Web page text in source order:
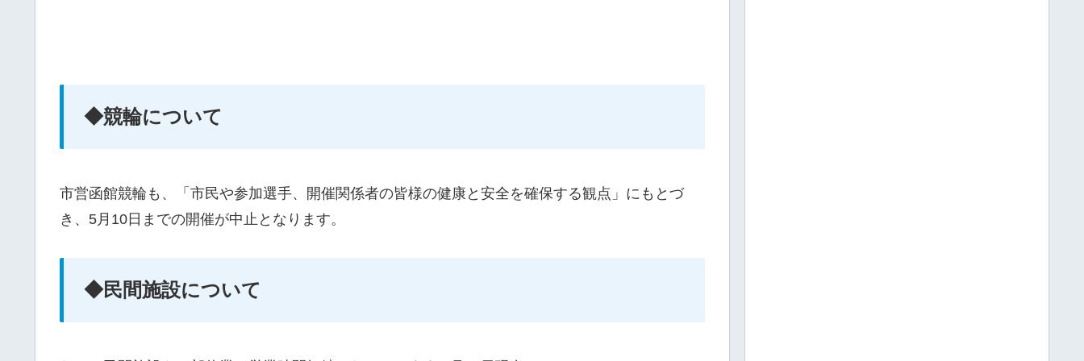
◆競輪について
市営函館競輪も、「市民や参加選手、開催関係者の皆様の健康と安全を確保する観点」にもとづ
き、5月10日までの開催が中止となります。
◆民間施設について